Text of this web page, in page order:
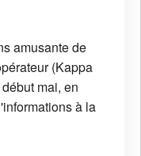
amusante de
(Kappa
mai, en
à la